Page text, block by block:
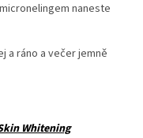
naneste
a ráno a večer jemně
Whitening